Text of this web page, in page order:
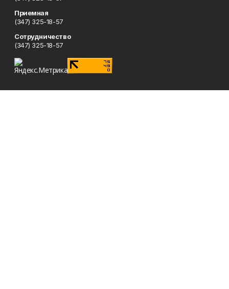
Приемная
(347) 325-18-57
Сотрудничество
(347) 325-18-57